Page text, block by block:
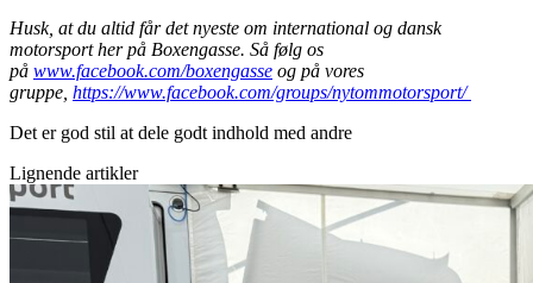
Husk, at du altid får det nyeste om international og dansk
motorsport her på Boxengasse. Så følg os
på www.facebook.com/boxengasse og på vores
gruppe, https://www.facebook.com/groups/nytommotorsport/
Det er god stil at dele godt indhold med andre
Lignende artikler